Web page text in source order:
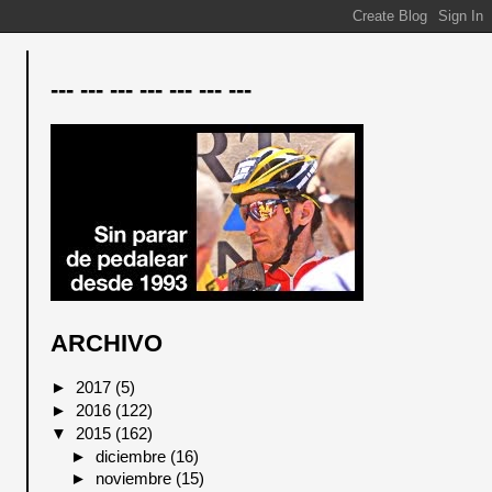
--- --- --- --- --- --- ---
ARCHIVO
►2017 (5)
► 2016 (122)
▼ 2015 (162)
►diciembre (16)
► noviembre (15)